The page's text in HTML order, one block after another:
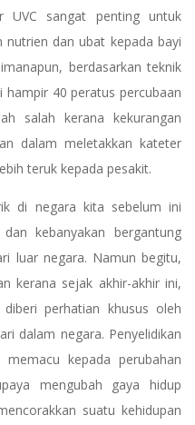
UVC sangat penting untuk
dan ubat kepada bayi
berdasarkan teknik
hampir 40 peratus percubaan
salah kerana kekurangan
dalam meletakkan kateter
teruk kepada pesakit.
di negara kita sebelum ini
kebanyakan bergantung
luar negara. Namun begitu,
kerana sejak akhir-akhir ini,
perhatian khusus oleh
dalam negara. Penyelidikan
kepada perubahan
mengubah gaya hidup
suatu kehidupan